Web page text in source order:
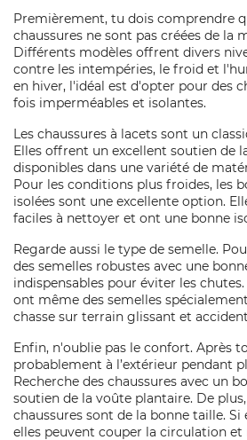
Premièrement, tu dois comprendre
chaussures ne sont pas créées de la
Différents modèles offrent divers
contre les intempéries, le froid et
en hiver, l'idéal est d'opter pour des
fois imperméables et isolantes.
Les chaussures à lacets sont un
Elles offrent un excellent soutien de
disponibles dans une variété de
Pour les conditions plus froides, les
isolées sont une excellente option.
faciles à nettoyer et ont une bonne
Regarde aussi le type de semelle.
des semelles robustes avec une
indispensables pour éviter les
ont même des semelles
chasse sur terrain glissant et
Enfin, n'oublie pas le confort. Après
probablement à l’extérieur pendant
Recherche des chaussures avec un
soutien de la voûte plantaire. De
chaussures sont de la bonne taille. Si
elles peuvent couper la circulation et